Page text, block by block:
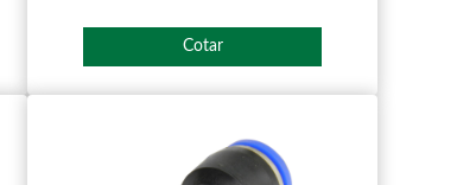
Cotar